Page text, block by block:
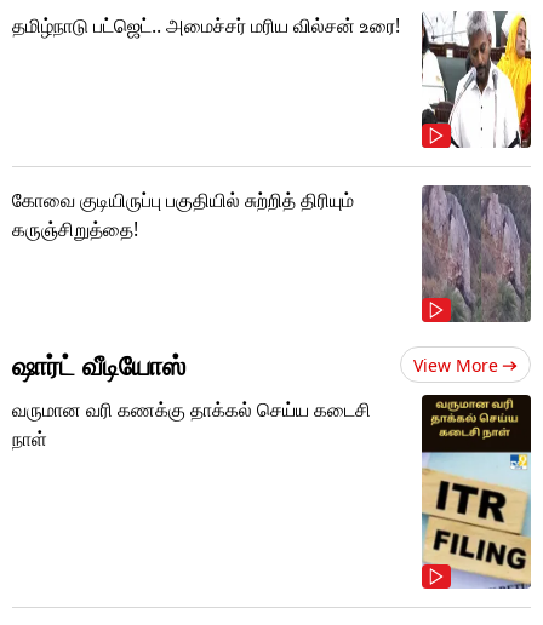
தமிழ்நாடு பட்ஜெட்.. அமைச்சர் மரிய வில்சன் உரை!
கோவை குடியிருப்பு பகுதியில் சுற்றித் திரியும்
கருஞ்சிறுத்தை!
ஷார்ட் வீடியோஸ் View More
வருமான வரி கணக்கு தாக்கல் செய்ய கடைசி
நாள்